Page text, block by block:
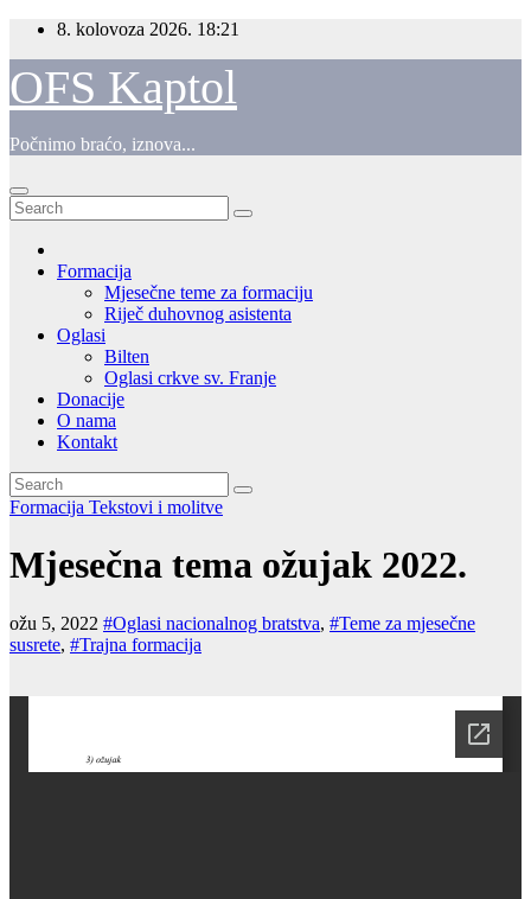
Skip
content
8. kolovoza 2026. 18:21
OFS Kaptol
Počnimo braćo, iznova...
Formacija
Mjesečne teme za formaciju
Riječ duhovnog asistenta
Oglasi
Bilten
Oglasi crkve sv. Franje
Donacije
O nama
Kontakt
Formacija Tekstovi i molitve
Mjesečna tema ožujak 2022.
ožu 5, 2022 #Oglasi nacionalnog bratstva, #Teme za mjesečne
susrete, #Trajna formacija